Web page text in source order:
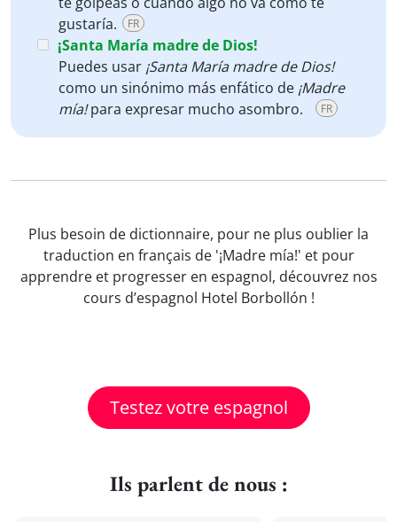
gustaría.
FR
¡Santa María madre de Dios!
Puedes usar ¡Santa María madre de Dios!
como un sinónimo más enfático de ¡Madre
mía!para expresar mucho asombro. FR
Plus besoin de dictionnaire, pour ne plus oublier la
traduction en français de '¡Madre mía!' et pour
apprendre et progresser en espagnol, découvrez nos
cours d’espagnol Hotel Borbollón !
Testez votre espagnol
Ils parlent de nous :